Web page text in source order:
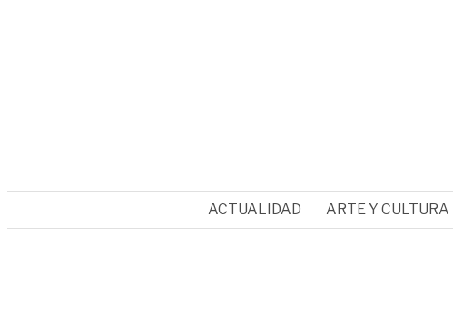
ACTUALIDAD ARTE Y CULTURA